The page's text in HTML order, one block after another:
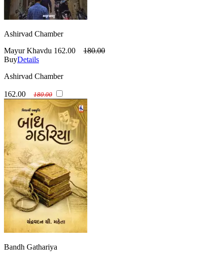
Ashirvad Chamber
Mayur Khavdu 162.00
180.00
BuyDetails
Ashirvad Chamber
162.00 180.00
Bandh Gathariya